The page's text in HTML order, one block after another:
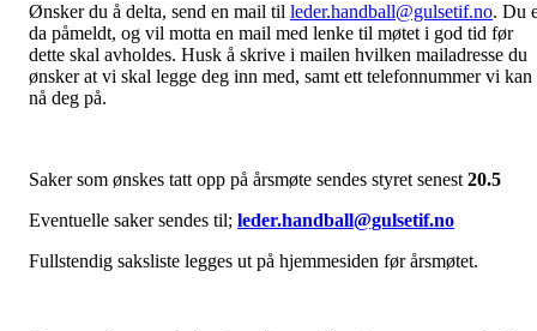
Ønsker du å delta, send en mail til leder.handball@gulsetif.no. Du
da påmeldt, og vil motta en mail med lenke til møtet i god tid før
dette skal avholdes. Husk å skrive i mailen hvilken mailadresse du
ønsker at vi skal legge deg inn med, samt ett telefonnummer vi kan
nå deg på.
Saker som ønskes tatt opp på årsmøte sendes styret senest20.5
Eventuelle saker sendes til; leder.handball@gulsetif.no
Fullstendig saksliste legges ut på hjemmesiden før årsmøtet.